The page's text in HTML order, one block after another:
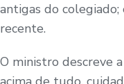
antigas do
recente.
O ministro descreve